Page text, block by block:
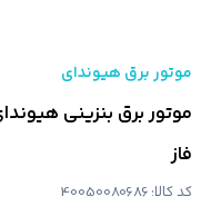
موتور برق هیوندای
فاز
کد کالا: 40050080686